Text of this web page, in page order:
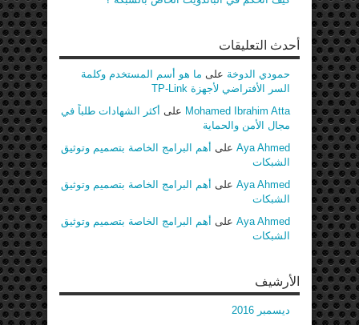
أحدث التعليقات
حمودي الدوخة على ما هو أسم المستخدم وكلمة
السر الأفتراضي لأجهزة TP-Link
Mohamed Ibrahim Atta على أكثر الشهادات طلباً في
مجال الأمن والحماية
Aya Ahmed على أهم البرامج الخاصة بتصميم وتوثيق
الشبكات
Aya Ahmed على أهم البرامج الخاصة بتصميم وتوثيق
الشبكات
Aya Ahmed على أهم البرامج الخاصة بتصميم وتوثيق
الشبكات
الأرشيف
ديسمبر 2016